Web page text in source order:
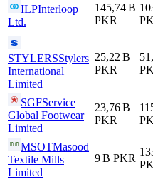
ILPInterloop
Ltd.
145,74 B
PKR
STYLERSStylers
International
Limited
25,22 B
PKR
SGFService
Global Footwear
Limited
23,76 B
PKR
MSOTMasood
Textile Mills
Limited
9 B PKR